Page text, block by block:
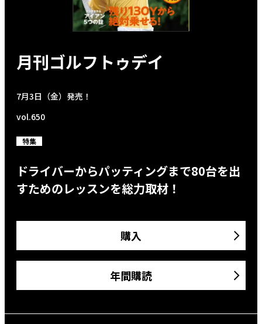
月刊ゴルフトゥデイ
7月3日（金）発売！
vol.650
特集
ドライバーからパッティングまで80台を出
すためのレッスンを総力取材！
購入
年間購読